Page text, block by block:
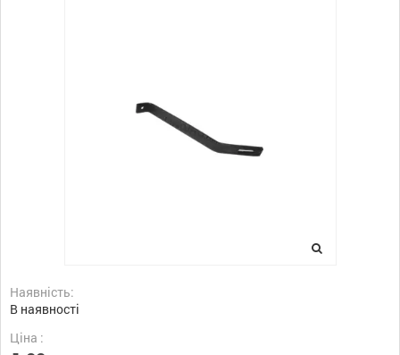
Наявність:
В наявності
Ціна :